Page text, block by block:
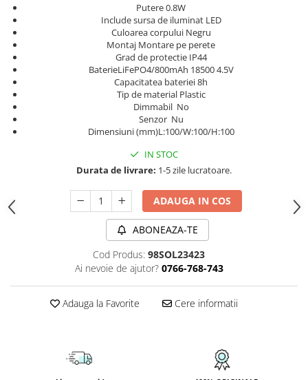
ACCESORII
LAMPADARE CU LED
APLICE VINTAGE
PLAFONIERE VINTAGE
ACCESORII & CABLU VINTAGE
SUSPENSII COPII
SPOTURI APLICATE
LAMPADARE CRISTAL
VEIOZA VINTAGE
VEIOZE COPII
■ ILUMINAT DE EXTERIOR
Putere 0.8W
Include sursa de iluminat LED
Culoarea corpului Negru
Montaj Montare pe perete
Grad de protectie IP44
BaterieLiFePO4/800mAh 18500 4.5V
Capacitatea bateriei 8h
Tip de material Plastic
Dimmabil No
Senzor Nu
Dimensiuni (mm)L:100/W:100/H:100
IN STOC
Durata de livrare: 1-5 zile lucratoare.
ADAUGA IN COS
ABONEAZA-TE
Cod Produs: 98SOL23423
Ai nevoie de ajutor? 0766-768-743
Adauga la Favorite Cere informatii